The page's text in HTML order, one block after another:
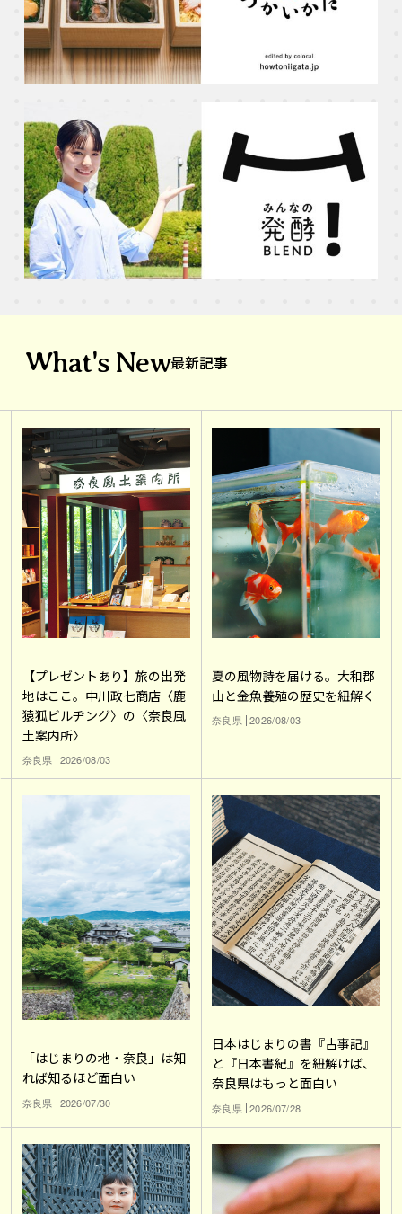
What's New最新記事
【プレゼントあり】旅の出発
地はここ。中川政七商店〈鹿
猿狐ビルヂング〉の〈奈良風
土案内所〉
奈良県 2026/08/03
夏の風物詩を届ける。大和郡
山と金魚養殖の歴史を紐解く
奈良県 2026/08/03
「はじまりの地・奈良」は知
れば知るほど面白い
奈良県 2026/07/30
日本はじまりの書『古事記』
と『日本書紀』を紐解けば、
奈良県はもっと面白い
奈良県 2026/07/28